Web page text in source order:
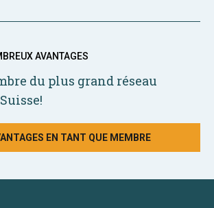
AVANTAGES
du plus grand réseau
EN TANT QUE MEMBRE